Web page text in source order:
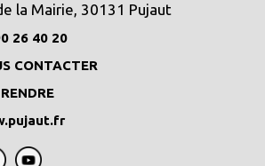
la Mairie, 30131 Pujaut
26 40 20
CONTACTER